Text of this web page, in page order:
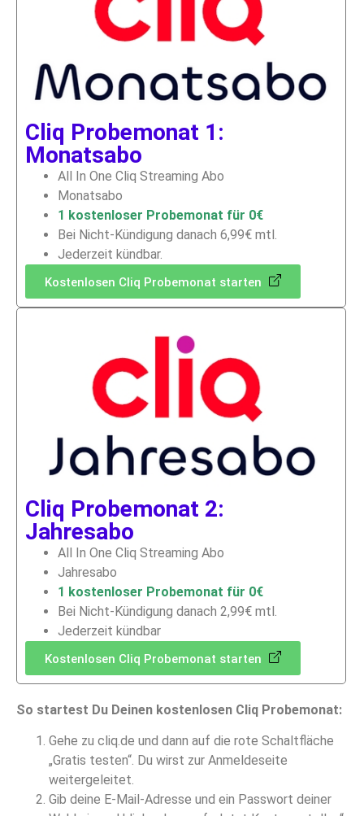
Cliq Probemonat 1:
Monatsabo
All In One Cliq Streaming Abo
Monatsabo
1 kostenloser Probemonat für 0€
Bei Nicht-Kündigung danach 6,99€ mtl.
Jederzeit kündbar.
Kostenlosen Cliq Probemonat starten
Cliq Probemonat 2:
Jahresabo
All In One Cliq Streaming Abo
Jahresabo
1 kostenloser Probemonat für 0€
Bei Nicht-Kündigung danach 2,99€ mtl.
Jederzeit kündbar
Kostenlosen Cliq Probemonat starten
So startest Du Deinen kostenlosen Cliq Probemonat:
Gehe zu cliq.de und dann auf die rote Schaltfläche
„Gratis testen“. Du wirst zur Anmeldeseite
weitergeleitet.
Gib deine E-Mail-Adresse und ein Passwort deiner